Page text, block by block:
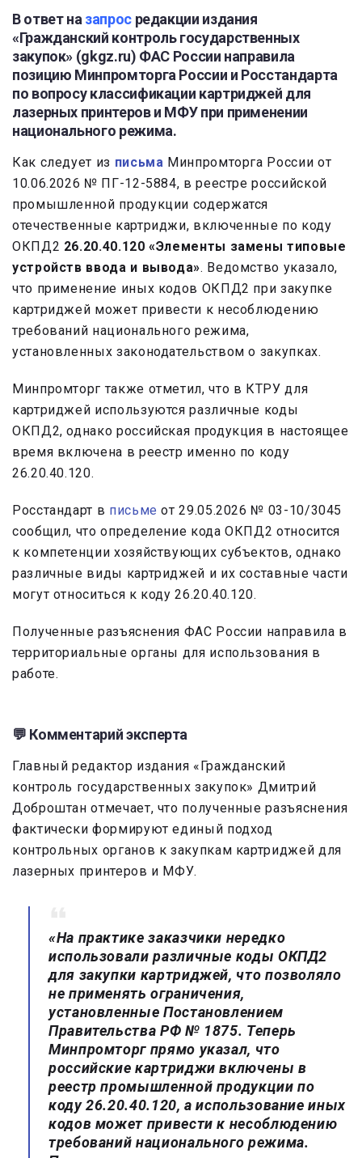
В ответ на запросредакции издания
«Гражданский контроль государственных
закупок» (gkgz.ru) ФАС России направила
позицию Минпромторга России и Росстандарта
по вопросу классификации картриджей для
лазерных принтеров и МФУ при применении
национального режима.
Как следует из письма Минпромторга России от
10.06.2026 № ПГ-12-5884, в реестре российской
промышленной продукции содержатся
отечественные картриджи, включенные по коду
ОКПД2 26.20.40.120 «Элементы замены типовые
устройств ввода и вывода». Ведомство указало,
что применение иных кодов ОКПД2 при закупке
картриджей может привести к несоблюдению
требований национального режима,
установленных законодательством о закупках.
Минпромторг также отметил, что в КТРУ для
картриджей используются различные коды
ОКПД2, однако российская продукция в настоящее
время включена в реестр именно по коду
26.20.40.120.
Росстандарт в письме от 29.05.2026 № 03-10/3045
сообщил, что определение кода ОКПД2 относится
к компетенции хозяйствующих субъектов, однако
различные виды картриджей и их составные части
могут относиться к коду 26.20.40.120.
Полученные разъяснения ФАС России направила в
территориальные органы для использования в
работе.
💬 Комментарий эксперта
Главный редактор издания «Гражданский
контроль государственных закупок» Дмитрий
Доброштан отмечает, что полученные разъяснения
фактически формируют единый подход
контрольных органов к закупкам картриджей для
лазерных принтеров и МФУ.
«На практике заказчики нередко
использовали различные коды ОКПД2
для закупки картриджей, что позволяло
не применять ограничения,
установленные Постановлением
Правительства РФ № 1875. Теперь
Минпромторг прямо указал, что
российские картриджи включены в
реестр промышленной продукции по
коду 26.20.40.120, а использование иных
кодов может привести к несоблюдению
требований национального режима.